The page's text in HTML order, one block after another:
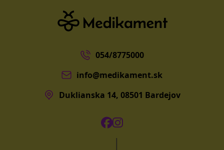
054/8775000
info@medikament.sk
Duklianska 14, 08501 Bardejov